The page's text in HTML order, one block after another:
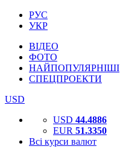
РУС
УКР
ВІДЕО
ФОТО
НАЙПОПУЛЯРНІШІ
СПЕЦПРОЕКТИ
USD
USD 44.4886
EUR 51.3350
Всі курси валют